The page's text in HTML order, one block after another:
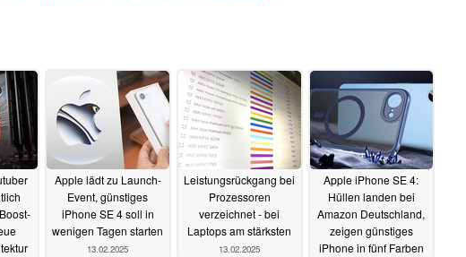
Apple lädt zu Launch-
Event, günstiges
iPhone SE 4 soll in
wenigen Tagen starten
13.02.2025
Leistungsrückgang bei
Prozessoren
verzeichnet - bei
Laptops am stärksten
13.02.2025
Apple iPhone SE 4:
Hüllen landen bei
Amazon Deutschland,
zeigen günstiges
iPhone in fünf Farben